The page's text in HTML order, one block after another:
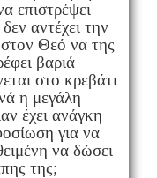
επιστρέψει
αντέχει την
στον Θεό να της
βαριά
στο κρεβάτι
η μεγάλη
έχει ανάγκη
για να
να δώσει
της;